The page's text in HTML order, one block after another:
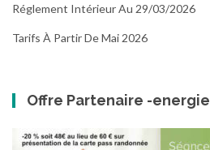
Réglement Intérieur Au 29/03/2026
Tarifs À Partir De Mai 2026
Offre Partenaire -